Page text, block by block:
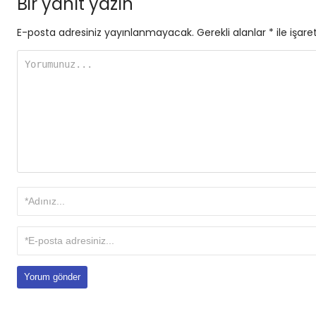
E-posta adresiniz yayınlanmayacak. Gerekli alanlar * ile